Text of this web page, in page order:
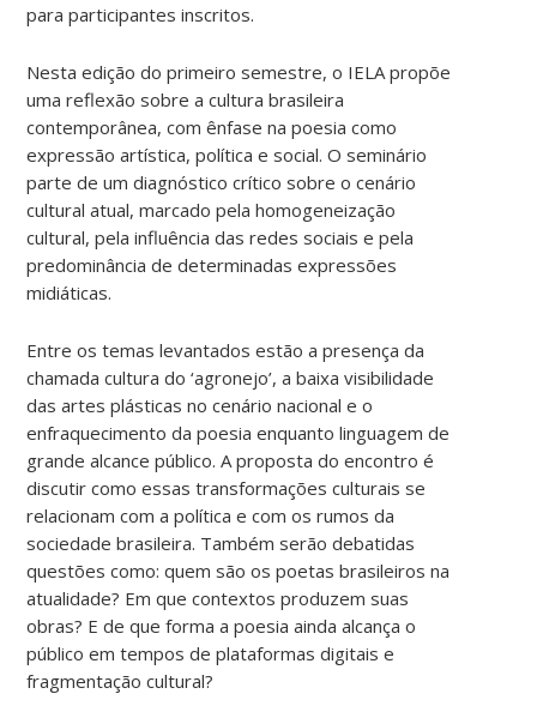
para participantes inscritos.
Nesta edição do primeiro semestre, o IELA propõe
uma reflexão sobre a cultura brasileira
contemporânea, com ênfase na poesia como
expressão artística, política e social. O seminário
parte de um diagnóstico crítico sobre o cenário
cultural atual, marcado pela homogeneização
cultural, pela influência das redes sociais e pela
predominância de determinadas expressões
midiáticas.
Entre os temas levantados estão a presença da
chamada cultura do ‘agronejo’, a baixa visibilidade
das artes plásticas no cenário nacional e o
enfraquecimento da poesia enquanto linguagem de
grande alcance público. A proposta do encontro é
discutir como essas transformações culturais se
relacionam com a política e com os rumos da
sociedade brasileira. Também serão debatidas
questões como: quem são os poetas brasileiros na
atualidade? Em que contextos produzem suas
obras? E de que forma a poesia ainda alcança o
público em tempos de plataformas digitais e
fragmentação cultural?